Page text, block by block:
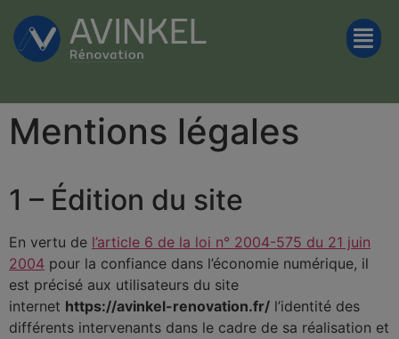
Mentions légales
1 – Édition du site
En vertu de l’article 6 de la loi n° 2004-575 du 21 juin
2004 pour la confiance dans l’économie numérique, il
est précisé aux utilisateurs du site
internet https://avinkel-renovation.fr/ l’identité des
différents intervenants dans le cadre de sa réalisation et